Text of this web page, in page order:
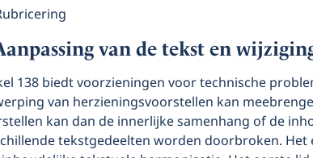
van de tekst en
138 biedt voorzieningen voor technische
van herzieningsvoorstellen kan
kan dan de innerlijke samenhang of de
tekstgedeelten worden doorbroken.